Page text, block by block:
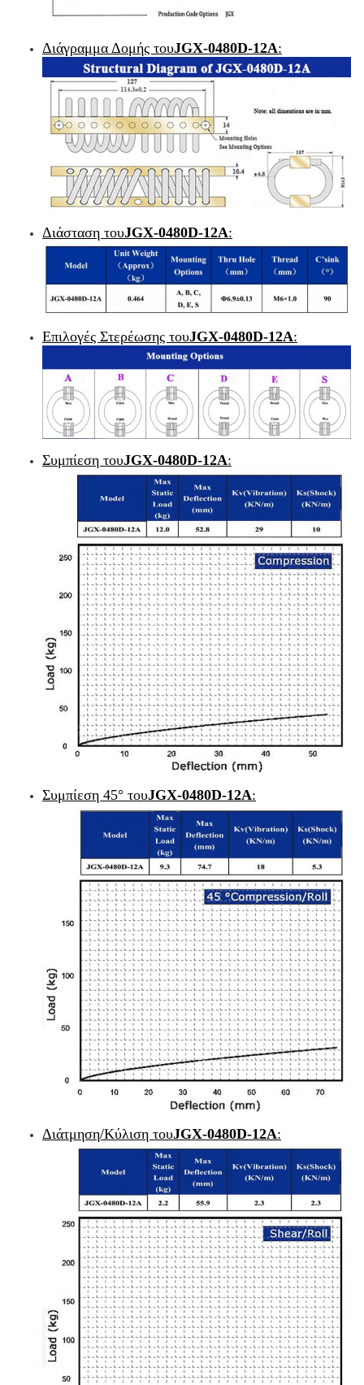
Διάγραμμα Δομής τουJGX-0480D-12A:
Διάσταση τουJGX-0480D-12A:
Επιλογές Στερέωσης τουJGX-0480D-12A:
Συμπίεση τουJGX-0480D-12A:
Συμπίεση 45° τουJGX-0480D-12A:
Διάτμηση/Κύλιση τουJGX-0480D-12A: